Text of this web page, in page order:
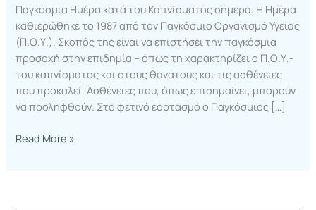
Παγκόσμια Ημέρα κατά του Καπνίσματος σήμερα. Η Ημέρα
καθιερώθηκε το 1987 από τον Παγκόσμιο Οργανισμό Υγείας
(Π.Ο.Υ.). Σκοπός της είναι να επιστήσει την παγκόσμια
προσοχή στην επιδημία – όπως τη χαρακτηρίζει ο Π.Ο.Υ.-
του καπνίσματος και στους θανάτους και τις ασθένειες
που προκαλεί. Ασθένειες που, όπως επισημαίνει, μπορούν
να προληφθούν. Στο φετινό εορτασμό ο Παγκόσμιος […]
Read More »